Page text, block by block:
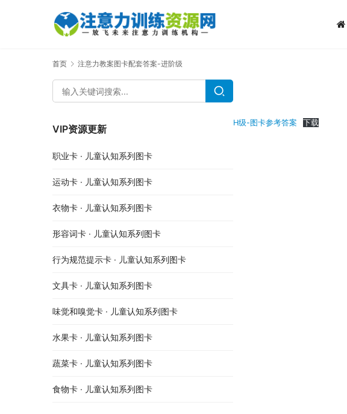
首页 注意力教案图卡配套答案-进阶级
H级-图卡参考答案 下载
VIP资源更新
职业卡 · 儿童认知系列图卡
运动卡 · 儿童认知系列图卡
衣物卡 · 儿童认知系列图卡
形容词卡 · 儿童认知系列图卡
行为规范提示卡 · 儿童认知系列图卡
文具卡 · 儿童认知系列图卡
味觉和嗅觉卡 · 儿童认知系列图卡
水果卡 · 儿童认知系列图卡
蔬菜卡 · 儿童认知系列图卡
食物卡 · 儿童认知系列图卡